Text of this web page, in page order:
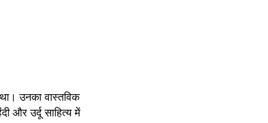
उनका वास्तविक
और उर्दू साहित्य में